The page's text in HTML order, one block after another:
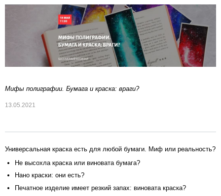
Мифы полиграфии. Бумага и краска: враги?
13.05.2021
Универсальная краска есть для любой бумаги. Миф или реальность?
Не высохла краска или виновата бумага?
Нано краски: они есть?
Печатное изделие имеет резкий запах: виновата краска?